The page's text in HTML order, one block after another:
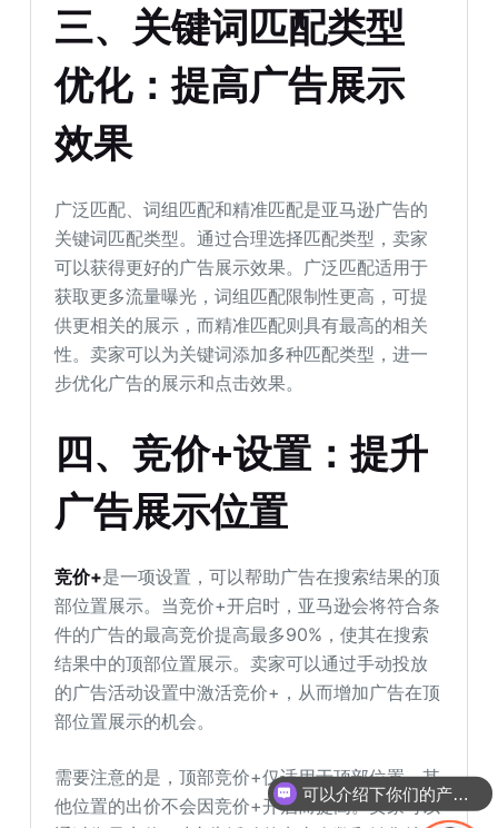
三、关键词匹配类型
优化：提高广告展示
效果
广泛匹配、词组匹配和精准匹配是亚马逊广告的
关键词匹配类型。通过合理选择匹配类型，卖家
可以获得更好的广告展示效果。广泛匹配适用于
获取更多流量曝光，词组匹配限制性更高，可提
供更相关的展示，而精准匹配则具有最高的相关
性。卖家可以为关键词添加多种匹配类型，进一
步优化广告的展示和点击效果。
四、竞价+设置：提升
广告展示位置
竞价+是一项设置，可以帮助广告在搜索结果的顶
部位置展示。当竞价+开启时，亚马逊会将符合条
件的广告的最高竞价提高最多90%，使其在搜索
结果中的顶部位置展示。卖家可以通过手动投放
的广告活动设置中激活竞价+，从而增加广告在顶
部位置展示的机会。
需要注意的是，顶部竞价+仅适用于顶部位置，其
他位置的出价不会因竞价+开启而提高。卖家可以
你们是怎么收费的呢